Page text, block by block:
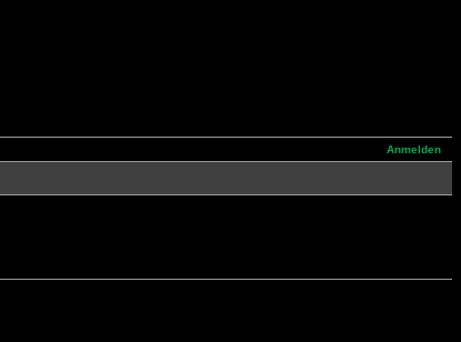
Anmelden